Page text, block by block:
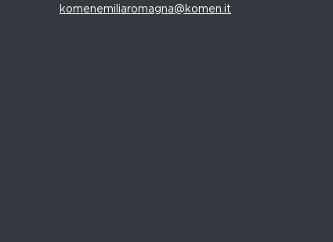
komenemiliaromagna@komen.it